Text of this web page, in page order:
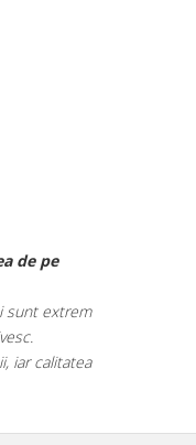
de pe
sunt extrem
iar calitatea